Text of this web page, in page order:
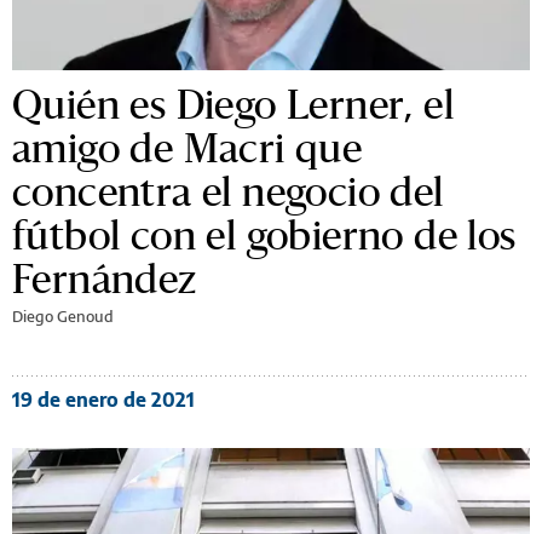
Quién es Diego Lerner, el
amigo de Macri que
concentra el negocio del
fútbol con el gobierno de los
Fernández
Diego Genoud
19 de enero de 2021